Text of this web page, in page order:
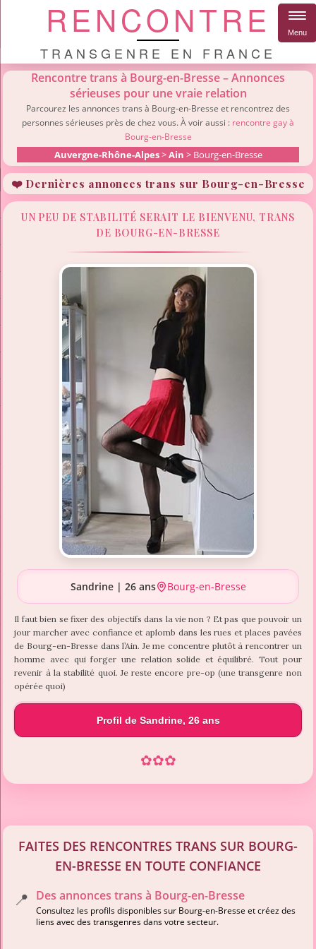
RENCONTRE
TRANSGENRE EN FRANCE
Rencontre trans à Bourg-en-Bresse – Annonces
sérieuses pour une vraie relation
Parcourez les annonces trans à Bourg-en-Bresse et rencontrez des
personnes sérieuses près de chez vous. À voir aussi : rencontre gay à
Bourg-en-Bresse
Auvergne-Rhône-Alpes>Ain > Bourg-en-Bresse
❤️ Dernières annonces trans sur Bourg-en-Bresse
UN PEU DE STABILITÉ SERAIT LE BIENVENU, TRANS
DE BOURG-EN-BRESSE
Sandrine | 26 ans Bourg-en-Bresse
Il faut bien se fixer des objectifs dans la vie non ? Et pas que pouvoir un
jour marcher avec confiance et aplomb dans les rues et places pavées
de Bourg-en-Bresse dans l’Ain. Je me concentre plutôt à rencontrer un
homme avec qui forger une relation solide et équilibré. Tout pour
revenir à la stabilité quoi. Je reste encore pre-op (une transgenre non
opérée quoi)
Profil de Sandrine, 26 ans
✿✿✿
FAITES DES RENCONTRES TRANS SUR BOURG-
EN-BRESSE EN TOUTE CONFIANCE
📍 Des annonces trans à Bourg-en-Bresse
Consultez les profils disponibles sur Bourg-en-Bresse et créez des
liens avec des transgenres dans votre secteur.
Menu